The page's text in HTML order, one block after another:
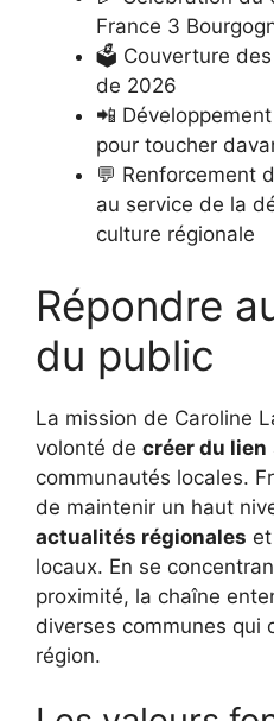
France 3
🗳️ Couverture des
de 2026
📲
pour toucher
💬 Renforcement
au service de la
culture régionale
Répondre
du public
La mission de Caroline
volonté de créer du lien
communautés locales.
de maintenir un haut
actualités régionales
locaux. En se
proximité, la chaîne
diverses communes qui
région.